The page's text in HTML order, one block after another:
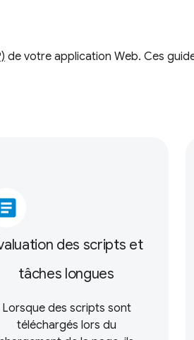
de votre application Web. Ces
des scripts et
tâches longues
Lorsque des scripts sont
téléchargés lors du